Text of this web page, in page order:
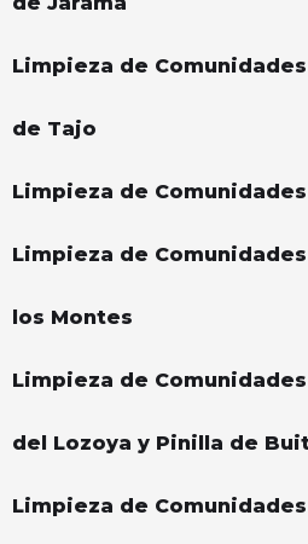
Limpieza de
de Tajo
Limpieza de
Limpieza de
los Montes
Limpieza de
del Lozoya y Pinilla de
Limpieza de